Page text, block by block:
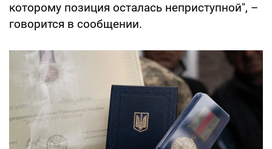
которому позиция осталась неприступной", –
говорится в сообщении.